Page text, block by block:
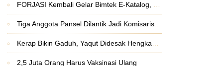
FORJASI Kembali Gelar Bimtek E-Katalog, Libatkan 50 Perusahaan Jasa Konstruksi
Tiga Anggota Pansel Dilantik Jadi Komisaris, Independensi RUPS Bank Jatim Dipertanyakan
Kerap Bikin Gaduh, Yaqut Didesak Hengkang Dari Kemenag
2,5 Juta Orang Harus Vaksinasi Ulang